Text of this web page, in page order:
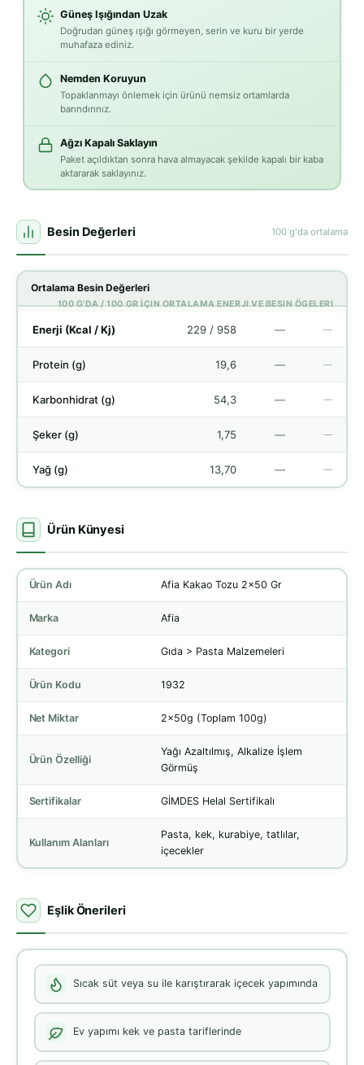
Güneş Işığından Uzak
Doğrudan güneş ışığı görmeyen, serin ve kuru bir yerde
muhafaza ediniz.
Nemden Koruyun
Topaklanmayı önlemek için ürünü nemsiz ortamlarda
barındırınız.
Ağzı Kapalı Saklayın
Paket açıldıktan sonra hava almayacak şekilde kapalı bir kaba
aktararak saklayınız.
Besin Değerleri 100 g'da ortalama
Ortalama Besin Değerleri
100 G'DA / 100 GR İÇIN ORTALAMA ENERJI VE BESIN ÖGELERI
Enerji (Kcal / Kj) 229 / 958 — —
Protein (g) 19,6 — —
Karbonhidrat (g) 54,3 — —
Şeker (g) 1,75 — —
Yağ (g) 13,70 — —
Ürün Künyesi
Ürün Adı Afia Kakao Tozu 2x50 Gr
Marka Afia
Kategori Gıda > Pasta Malzemeleri
Ürün Kodu 1932
Net Miktar 2x50g (Toplam 100g)
Ürün Özelliği
Yağı Azaltılmış, Alkalize İşlem
Görmüş
Sertifikalar GİMDES Helal Sertifikalı
Kullanım Alanları
Pasta, kek, kurabiye, tatlılar,
içecekler
Eşlik Önerileri
Sıcak süt veya su ile karıştırarak içecek yapımında
Ev yapımı kek ve pasta tariflerinde